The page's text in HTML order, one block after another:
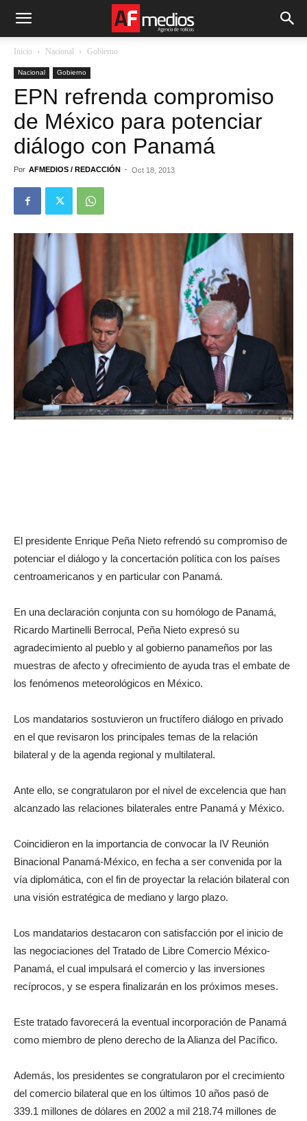
Inicio Nacional Gobierno
Nacional Gobierno
EPN refrenda compromiso
de México para potenciar
diálogo con Panamá
Por AFMEDIOS / REDACCIÓN - Oct 18, 2013
El presidente Enrique Peña Nieto refrendó su compromiso de
potenciar el diálogo y la concertación política con los países
centroamericanos y en particular con Panamá.
En una declaración conjunta con su homólogo de Panamá,
Ricardo Martinelli Berrocal, Peña Nieto expresó su
agradecimiento al pueblo y al gobierno panameños por las
muestras de afecto y ofrecimiento de ayuda tras el embate de
los fenómenos meteorológicos en México.
Los mandatarios sostuvieron un fructífero diálogo en privado
en el que revisaron los principales temas de la relación
bilateral y de la agenda regional y multilateral.
Ante ello, se congratularon por el nivel de excelencia que han
alcanzado las relaciones bilaterales entre Panamá y México.
Coincidieron en la importancia de convocar la IV Reunión
Binacional Panamá-México, en fecha a ser convenida por la
vía diplomática, con el fin de proyectar la relación bilateral con
una visión estratégica de mediano y largo plazo.
Los mandatarios destacaron con satisfacción por el inicio de
las negociaciones del Tratado de Libre Comercio México-
Panamá, el cual impulsará el comercio y las inversiones
recíprocos, y se espera finalizarán en los próximos meses.
Este tratado favorecerá la eventual incorporación de Panamá
como miembro de pleno derecho de la Alianza del Pacífico.
Además, los presidentes se congratularon por el crecimiento
del comercio bilateral que en los últimos 10 años pasó de
339.1 millones de dólares en 2002 a mil 218.74 millones de